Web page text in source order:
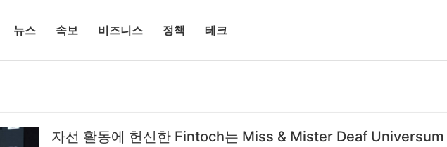
뉴스 속보 비즈니스 정책 테크
자선 활동에 헌신한 Fintoch는 Miss & Mister Deaf Universum